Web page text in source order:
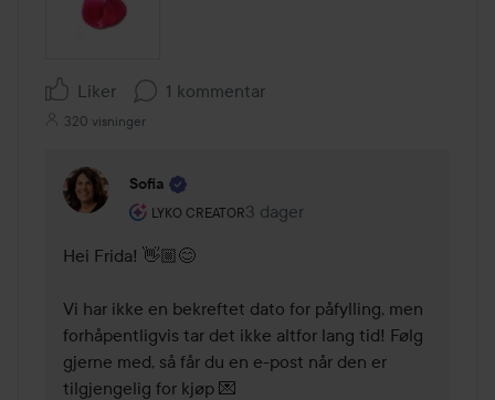
Liker 1 kommentar
320 visninger
Sofia
LYKO CREATOR
Brukerens rolle: Lyko Creator.
3 dager
Kommentaren lades 3 dager
Hei Frida! 👋🏼😊
Vi har ikke en bekreftet dato for påfylling, men
forhåpentligvis tar det ikke altfor lang tid! Følg
gjerne med, så får du en e-post når den er
tilgjengelig for kjøp 💌